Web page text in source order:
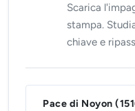
Scarica
stampa.
chiave e
Pace di Noyon